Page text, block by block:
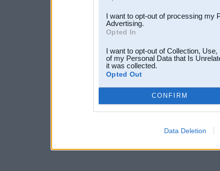
I want to opt-out of processing my
Advertising.
Opted In
I want to opt-out of Collection,
of my Personal Data that Is
it was collected.
Opted Out
CONFIRM
Data Deletion